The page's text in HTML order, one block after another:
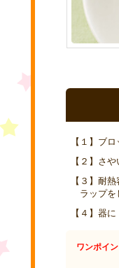
【１】ブ
【２】さ
【３】耐
ラップを
【４】器
ワンポイン